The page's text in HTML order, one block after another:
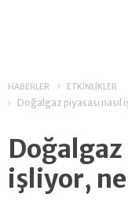
HABERLER ETKİNLİKLER
Doğalgaz piyasası
Doğalgaz
işliyor,